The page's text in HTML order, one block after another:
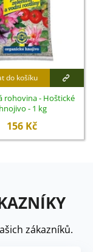
do košíku
rohovina - Hoštické
hnojivo - 1 kg
156 Kč
zákazníků.